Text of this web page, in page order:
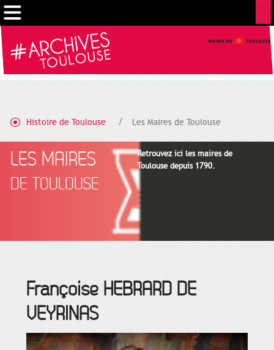
Histoire de Toulouse Les Maires de Toulouse
LES MAIRES
DE TOULOUSE
Retrouvez ici les maires de
Toulouse depuis 1790.
Françoise HEBRARD DE
VEYRINAS
Gestion de vos préférences sur les cookies